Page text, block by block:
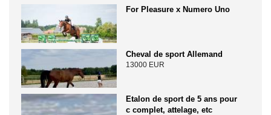
For Pleasure x Numero Uno
Cheval de sport Allemand
13000 EUR
Etalon de sport de 5 ans pour
c complet, attelage, etc